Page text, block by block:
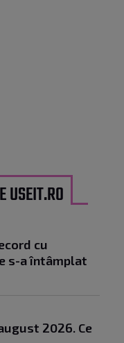
USEIT.RO
cu
s-a întâmplat
2026. Ce